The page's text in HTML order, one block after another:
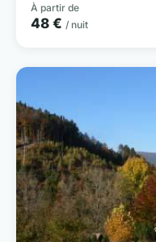
À partir de
48 € / nuit